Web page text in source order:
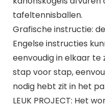
tafeltennisballen.
Grafische instructie:
Engelse instructies
eenvoudig in elkaar
stap voor stap,
nodig hebt zit in het
LEUK PROJECT: Het